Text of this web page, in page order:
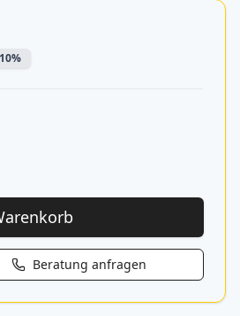
Beratung anfragen